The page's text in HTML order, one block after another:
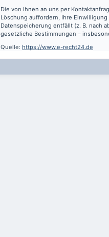
Die von Ihnen an uns per
Löschung auffordern, Ihre
Datenspeicherung entfällt (z. B. nach
gesetzliche Bestimmungen –
Quelle: https://www.e-recht24.de